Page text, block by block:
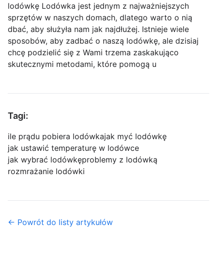
lodówkę Lodówka jest jednym z najważniejszych
sprzętów w naszych domach, dlatego warto o nią
dbać, aby służyła nam jak najdłużej. Istnieje wiele
sposobów, aby zadbać o naszą lodówkę, ale dzisiaj
chcę podzielić się z Wami trzema zaskakująco
skutecznymi metodami, które pomogą u
Tagi:
ile prądu pobiera lodówkajak myć lodówkę
jak ustawić temperaturę w lodówce
jak wybrać lodówkęproblemy z lodówką
rozmrażanie lodówki
← Powrót do listy artykułów